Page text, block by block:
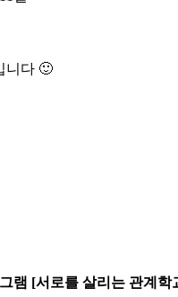
니다 🙂
램 [서로를 살리는 관계학